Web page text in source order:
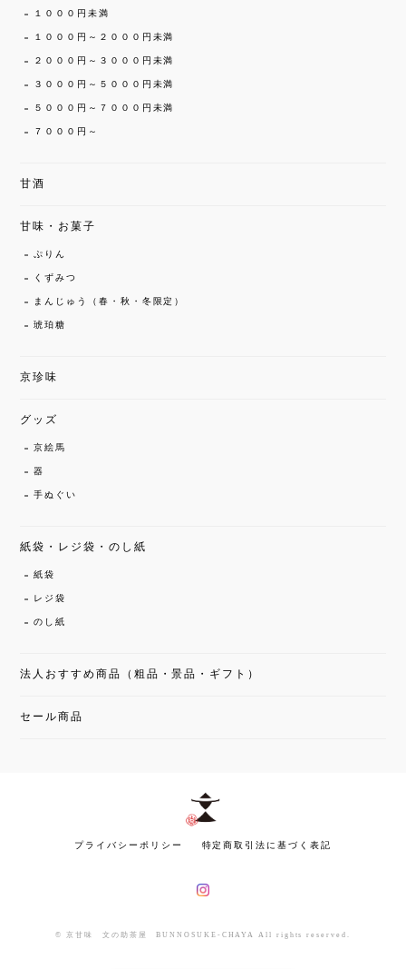
１０００円未満
１０００円～２０００円未満
２０００円～３０００円未満
３０００円～５０００円未満
５０００円～７０００円未満
７０００円～
甘酒
甘味・お菓子
ぷりん
くずみつ
まんじゅう（春・秋・冬限定）
琥珀糖
京珍味
グッズ
京絵馬
器
手ぬぐい
紙袋・レジ袋・のし紙
紙袋
レジ袋
のし紙
法人おすすめ商品（粗品・景品・ギフト）
セール商品
プライバシーポリシー 特定商取引法に基づく表記
© 京甘味 文の助茶屋 BUNNOSUKE-CHAYA All rights reserved.